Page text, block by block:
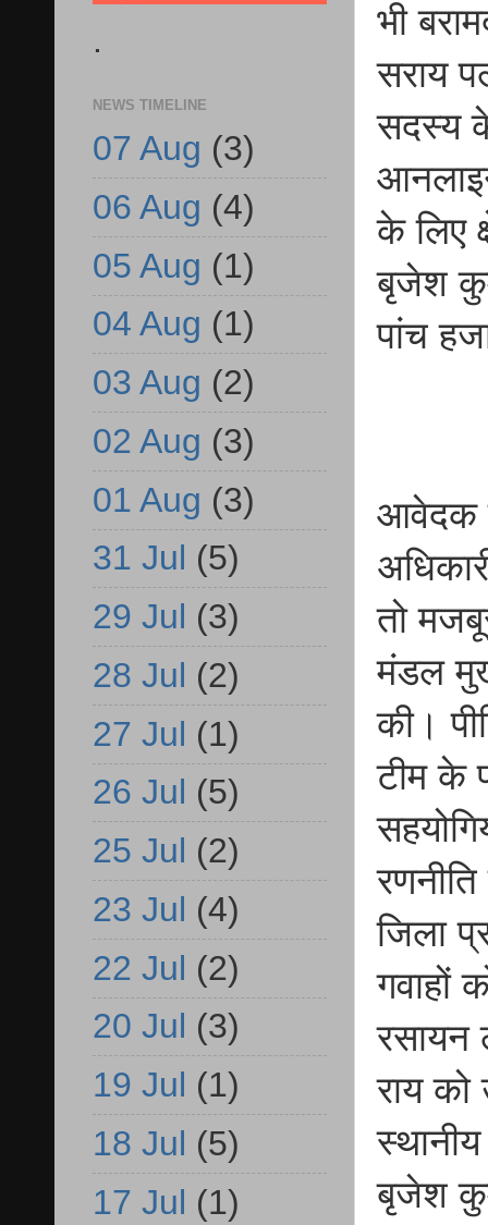
भी
सराय
सदस्य
के लिए
बृजेश
पांच
आवेदक
तो
मंडल
की।
टीम के
जिला
गवाहों
रसायन
राय
बृजेश
.
NEWS TIMELINE
07 Aug (3)
06 Aug (4)
05 Aug (1)
04 Aug (1)
03 Aug (2)
02 Aug (3)
01 Aug (3)
31 Jul (5)
29 Jul (3)
28 Jul (2)
27 Jul (1)
26 Jul (5)
25 Jul (2)
23 Jul (4)
22 Jul (2)
20 Jul (3)
19 Jul (1)
18 Jul (5)
17 Jul (1)